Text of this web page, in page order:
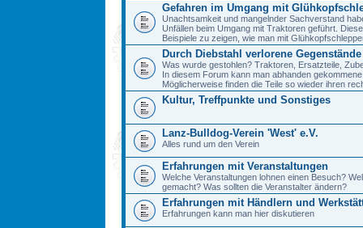
Gefahren im Umgang mit
Unachtsamkeit und mangelnder Sachverstand
Unfällen beim Umgang mit Traktoren geführt.
Beispiele zu zeigen, wie man mit
Durch Diebstahl verlorene Gegenstände
Was wurde gestohlen? Traktoren, Ersatzteile,
In diesem Forum kann man abhanden
Möglicherweise finden die Teile so wieder ihren
Kultur, Treffpunkte und Sonstiges
Lanz-Bulldog-Verein 'West' e.V.
Alles rund um den Verein
Erfahrungen mit Veranstaltungen
Welche Veranstaltungen lohnen einen Besuch?
gemacht? Was sollten die Veranstalter ändern?
Erfahrungen mit Händlern und
Erfahrungen kann man hier diskutieren